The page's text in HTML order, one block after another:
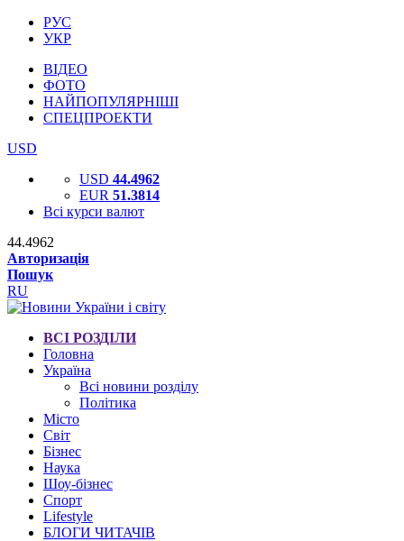
РУС
УКР
ВІДЕО
ФОТО
НАЙПОПУЛЯРНІШІ
СПЕЦПРОЕКТИ
USD
USD 44.4962
EUR 51.3814
Всі курси валют
44.4962
Авторизація
Пошук
RU
ВСІ РОЗДІЛИ
Головна
Україна
Всі новини розділу
Політика
Місто
Світ
Бізнес
Наука
Шоу-бізнес
Спорт
Lifestyle
БЛОГИ ЧИТАЧІВ